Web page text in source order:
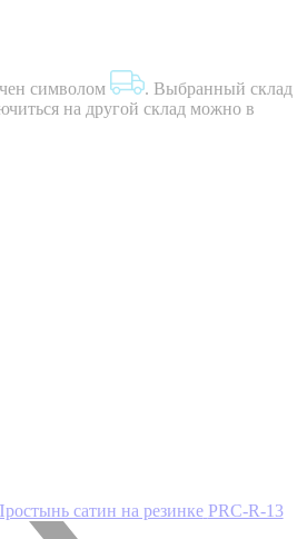
символом . Выбранный склад
на другой склад можно в
сатин на резинке PRC-R-13